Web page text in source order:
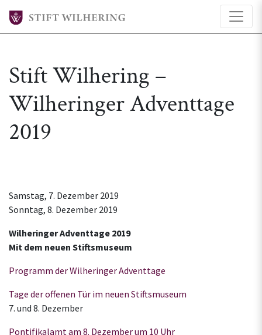
Stift Wilhering –
Wilheringer Adventtage
2019
Samstag, 7. Dezember 2019
Sonntag, 8. Dezember 2019
Wilheringer Adventtage 2019
Mit dem neuen Stiftsmuseum
Programm der Wilheringer Adventtage
Tage der offenen Tür im neuen Stiftsmuseum
7. und 8. Dezember
Pontifikalamt am 8. Dezember um 10 Uhr